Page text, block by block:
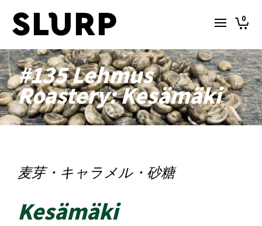
0
#135 Lehmus
Roastery: Kesämäki
麦芽・キャラメル・砂糖
Kesämäki